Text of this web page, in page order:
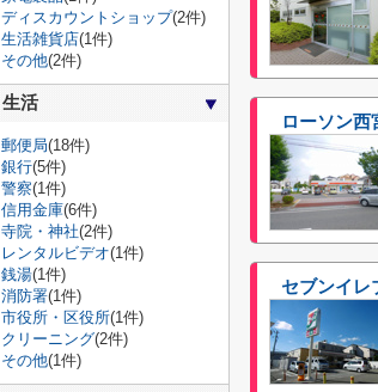
ローソン西
セブンイレ
ディスカウントショップ(2件)
生活雑貨店(1件)
その他(2件)
生活
郵便局(18件)
銀行(5件)
警察(1件)
信用金庫(6件)
寺院・神社(2件)
レンタルビデオ(1件)
銭湯(1件)
消防署(1件)
市役所・区役所(1件)
クリーニング(2件)
その他(1件)